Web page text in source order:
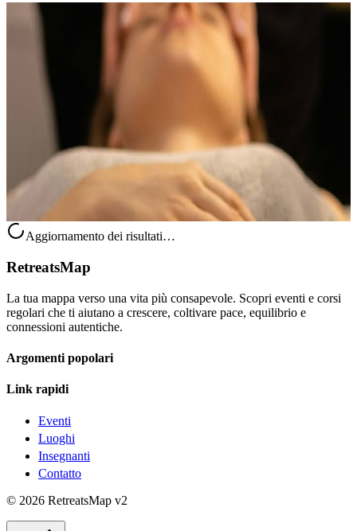
November – Sistemi nervosi creativi
Un invito a entrare in uno spazio riflessivo in cui l’arte diventa un
ponte verso l’integrazione e un significato più profondo. Questo art
therapy offre ai partecipanti la possibilità di rallentare, a...
Su richiesta
1 novembre 2026
Baia di San Francesco, Sudafrica
Aggiornamento dei risultati…
RetreatsMap
La tua mappa verso una vita più consapevole. Scopri eventi e corsi
regolari che ti aiutano a crescere, coltivare pace, equilibrio e
connessioni autentiche.
Argomenti popolari
Link rapidi
Eventi
Luoghi
Insegnanti
Contatto
© 2026 RetreatsMap v2